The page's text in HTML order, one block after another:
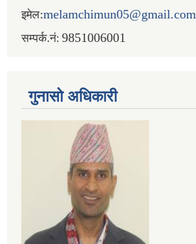
इमेल:melamchimun05@gmail.com
सम्पर्क.नं: 9851006001
गुनासो अधिकारी